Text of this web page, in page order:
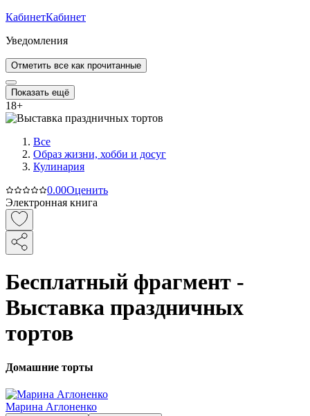
КабинетКабинет
Уведомления
Отметить все как прочитанные
Показать ещё
18+
Все
Образ жизни, хобби и досуг
Кулинария
0.00Оценить
Электронная книга
Бесплатный фрагмент -
Выставка праздничных
тортов
Домашние торты
Марина Аглоненко